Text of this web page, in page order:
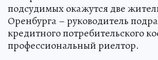
подсудимых окажутся две
Оренбурга – руководитель
кредитного потребительского
профессиональный риелтор.